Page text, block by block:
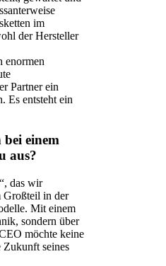
im
der Hersteller
enormen
Partner ein
Es entsteht ein
einem
aus?
das wir
Großteil in der
Mit einem
sondern über
möchte keine
Zukunft seines